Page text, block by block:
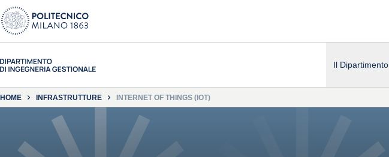
Il Dipartimento
HOME INFRASTRUTTURE INTERNET OF THINGS (IOT)